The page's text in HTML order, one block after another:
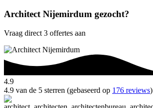
Architect Nijemirdum gezocht?
Vraag direct 3 offertes aan
4.9
4.9 van de 5 sterren (gebaseerd op 176 reviews)